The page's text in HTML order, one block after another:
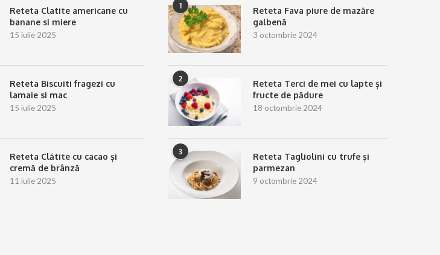
Reteta Clatite americane cu
banane si miere
15 iulie 2025
Reteta Biscuiti fragezi cu
lamaie si mac
15 iulie 2025
Reteta Clătite cu cacao și
cremă de brânză
11 iulie 2025
1
Reteta Fava piure de mazăre
galbenă
3 octombrie 2024
2
Reteta Terci de mei cu lapte și
fructe de pădure
18 octombrie 2024
3
Reteta Tagliolini cu trufe și
parmezan
9 octombrie 2024